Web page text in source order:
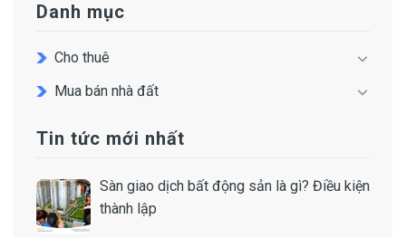
Danh mục
Cho thuê
Mua bán nhà đất
Tin tức mới nhất
Sàn giao dịch bất động sản là gì? Điều kiện
thành lập